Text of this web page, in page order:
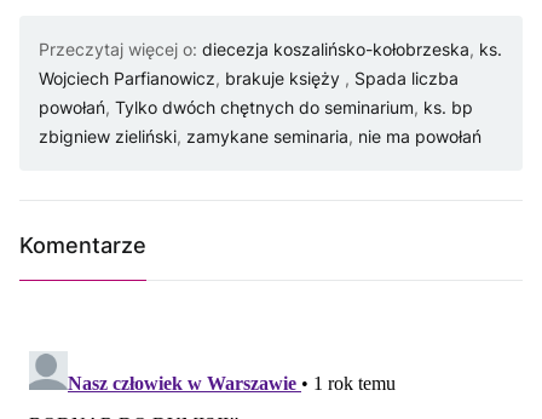
Przeczytaj więcej o: diecezja koszalińsko-kołobrzeska, ks.
Wojciech Parfianowicz, brakuje księży , Spada liczba
powołań, Tylko dwóch chętnych do seminarium, ks. bp
zbigniew zieliński, zamykane seminaria, nie ma powołań
Komentarze